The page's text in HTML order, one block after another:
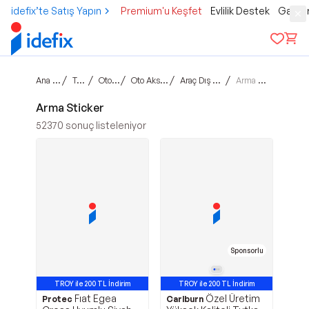
idefix’te Satış Yapın Premium'u Keşfet Evlilik Destek
Ana sayfa / Taşıtlar / Otomobil / Oto Aksesuarlar / Araç Dış Aksesuar / Arma Sticker
Arma Sticker
52370 sonuç listeleniyor
TROY ile 200 TL İndirim
Protec Fıat Egea
Sponsorlu
TROY ile 200 TL İndirim
Carlburn Özel Üretim